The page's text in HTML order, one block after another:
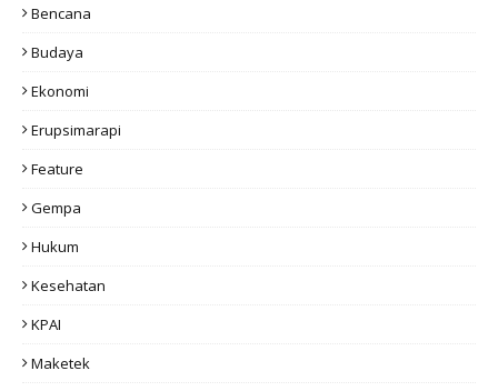
Bencana
Budaya
Ekonomi
Erupsimarapi
Feature
Gempa
Hukum
Kesehatan
KPAI
Maketek